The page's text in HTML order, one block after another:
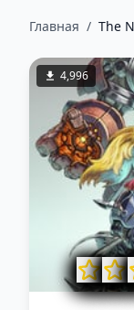
Главная / The
4,996